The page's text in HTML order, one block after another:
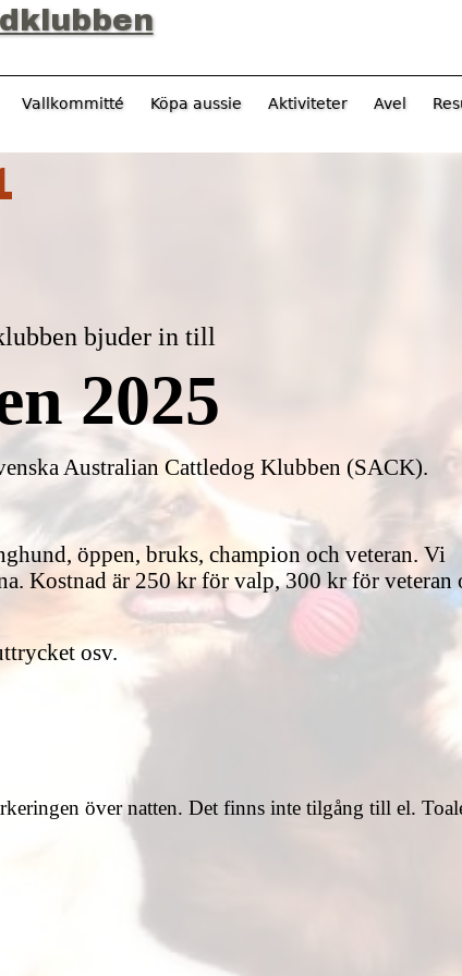
bjuder in till
2025
Australian Cattledog Klubben (SACK).
öppen, bruks, champion och veteran. Vi
Kostnad är 250 kr för valp, 300 kr för veteran
osv.
över natten. Det finns inte tilgång till el.
Vallkommitté Köpa aussie Aktiviteter Avel